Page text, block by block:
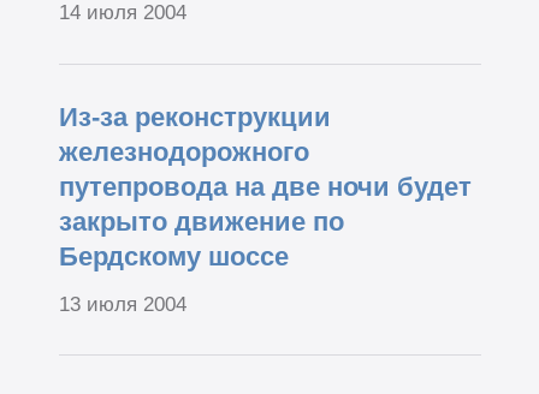
14 июля 2004
Из-за реконструкции
железнодорожного
путепровода на две ночи будет
закрыто движение по
Бердскому шоссе
13 июля 2004